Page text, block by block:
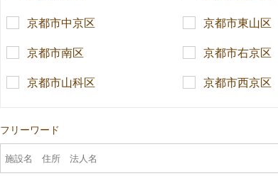
京都市中京区 京都市東山区
京都市南区 京都市右京区
京都市山科区 京都市西京区
フリーワード